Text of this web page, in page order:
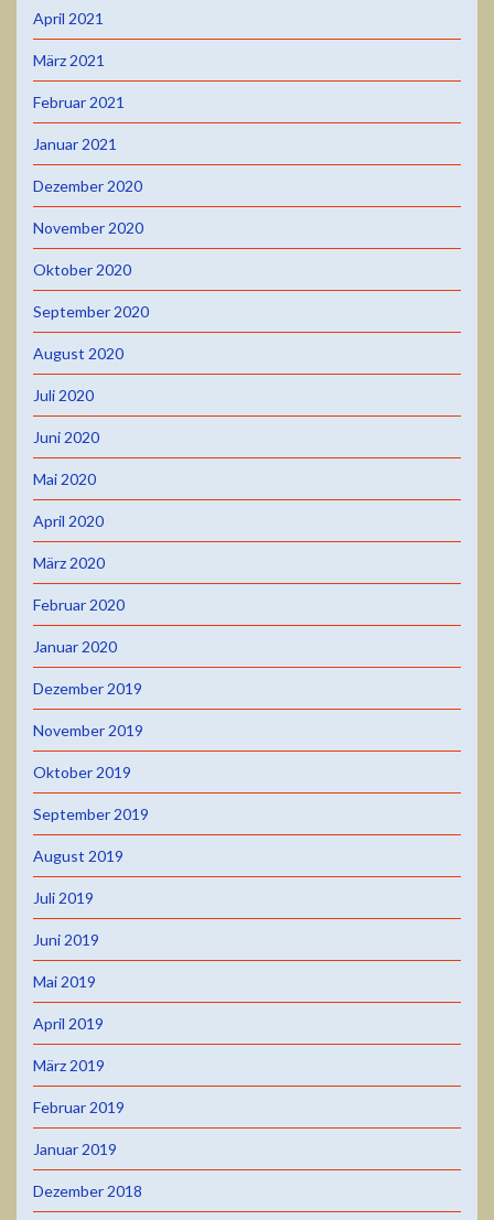
April 2021
März 2021
Februar 2021
Januar 2021
Dezember 2020
November 2020
Oktober 2020
September 2020
August 2020
Juli 2020
Juni 2020
Mai 2020
April 2020
März 2020
Februar 2020
Januar 2020
Dezember 2019
November 2019
Oktober 2019
September 2019
August 2019
Juli 2019
Juni 2019
Mai 2019
April 2019
März 2019
Februar 2019
Januar 2019
Dezember 2018